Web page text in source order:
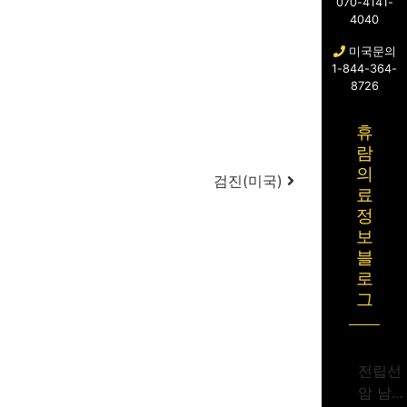
검진(미국)
4040
미국문의
1-844-364-
8726
휴
람
의
료
정
보
블
로
그
전립선
암 남성